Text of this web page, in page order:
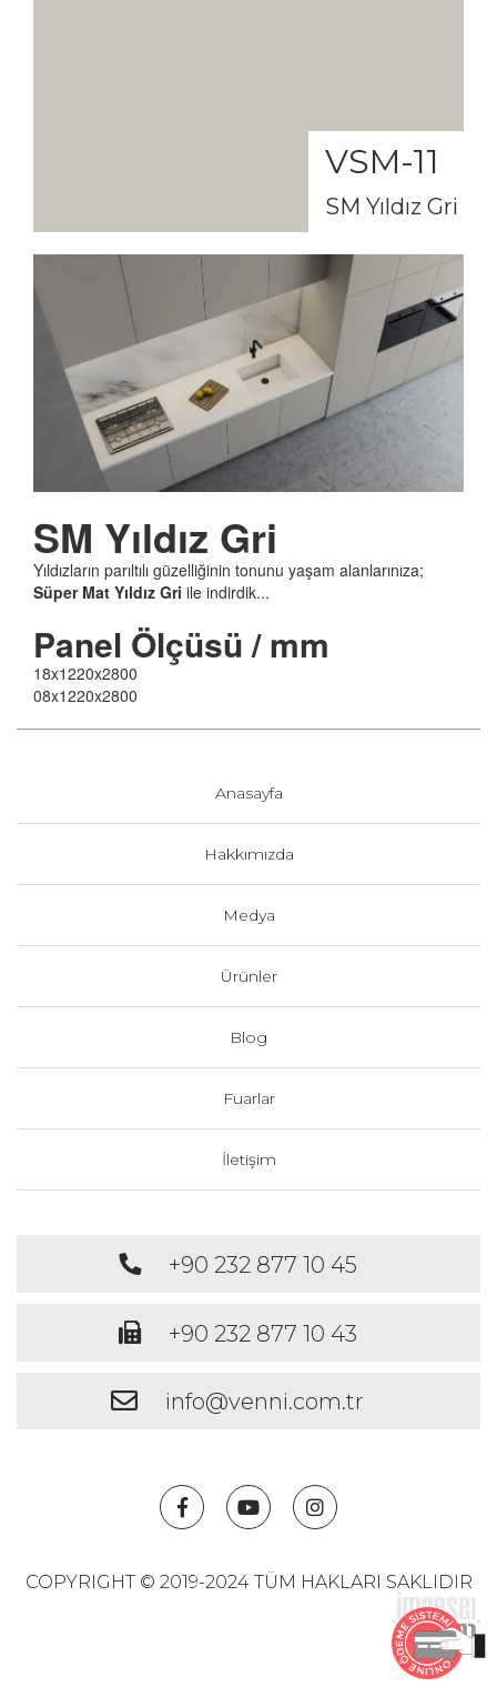
VSM-11
SM Yıldız Gri
SM Yıldız Gri
Yıldızların parıltılı güzelliğinin tonunu yaşam alanlarınıza;
Süper Mat Yıldız Gri ile indirdik...
Panel Ölçüsü / mm
18x1220x2800
08x1220x2800
Anasayfa
Hakkımızda
Medya
Ürünler
Blog
Fuarlar
İletişim
+90 232 877 10 45
+90 232 877 10 43
info@venni.com.tr
COPYRIGHT © 2019-2024 TÜM HAKLARI SAKLIDIR